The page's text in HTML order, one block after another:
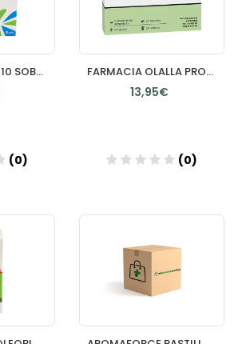
PRODEFEN PLUS 10 SOBRES 2 G
(0)
FARMACIA OLALLA PROBIOTICO ATB FLORATAB 24 CAPS
13,95€
(0)